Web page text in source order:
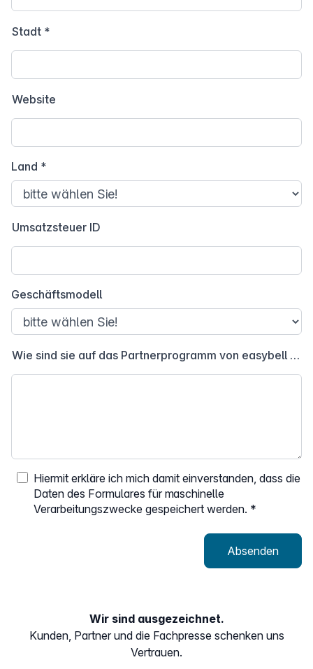
Stadt *
Website
Land *
Umsatzsteuer ID
Geschäftsmodell
Wie sind sie auf das Partnerprogramm von easybell aufmerksam geworden?
Hiermit erkläre ich mich damit einverstanden, dass die
Daten des Formulares für maschinelle
Verarbeitungszwecke gespeichert werden. *
Absenden
Wir sind ausgezeichnet.
Kunden, Partner und die Fachpresse schenken uns
Vertrauen.